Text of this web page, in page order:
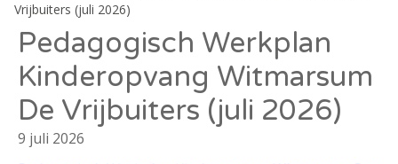
Vrijbuiters (juli 2026)
Pedagogisch Werkplan
Kinderopvang Witmarsum
De Vrijbuiters (juli 2026)
9 juli 2026